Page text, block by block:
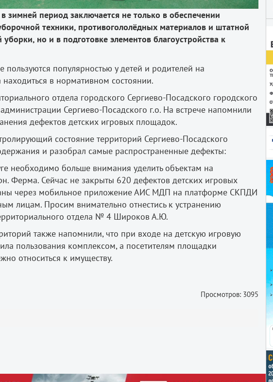
зимней период заключается не только в обеспечении
техники, противогололёдных материалов и штатной
но и в подготовке элементов благоустройства к
пользуются популярностью у детей и родителей на
в нормативном состоянии.
отдела городского Сергиево-Посадского городского
Сергиево-Посадского г.о. На встрече напомнили
дефектов детских игровых площадок.
состояние территорий Сергиево-Посадского
и разобрал самые распространенные дефекты:
необходимо больше внимания уделить объектам на
Ферма. Сейчас не закрыты 620 дефектов детских игровых
через мобильное приложение АИС МДП на платформе СКПДИ
лицам. Просим внимательно отнестись к устранению
отдела № 4 Широков А.Ю.
также напомнили, что при входе на детскую игровую
пользования комплексом, а посетителям площадки
относиться к имуществу.
Просмотров: 3095